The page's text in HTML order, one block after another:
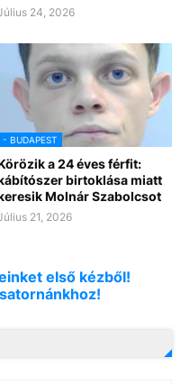
24, 2026
- BUDAPEST
a 24 éves férfit:
birtoklása miatt
Molnár Szabolcsot
21, 2026
első kézből!